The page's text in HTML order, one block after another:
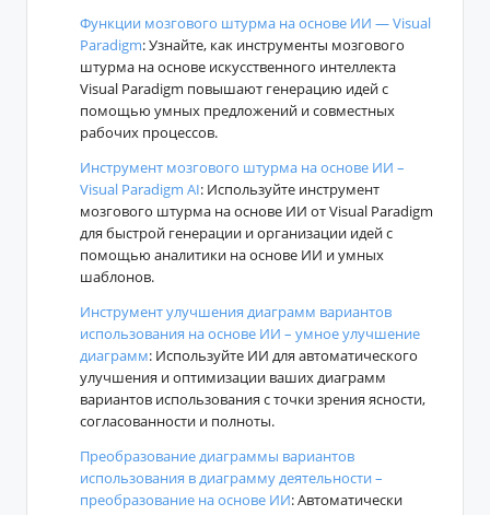
Функции мозгового штурма на основе ИИ — Visual
Paradigm: Узнайте, как инструменты мозгового
штурма на основе искусственного интеллекта
Visual Paradigm повышают генерацию идей с
помощью умных предложений и совместных
рабочих процессов.
Инструмент мозгового штурма на основе ИИ –
Visual Paradigm AI: Используйте инструмент
мозгового штурма на основе ИИ от Visual Paradigm
для быстрой генерации и организации идей с
помощью аналитики на основе ИИ и умных
шаблонов.
Инструмент улучшения диаграмм вариантов
использования на основе ИИ – умное улучшение
диаграмм: Используйте ИИ для автоматического
улучшения и оптимизации ваших диаграмм
вариантов использования с точки зрения ясности,
согласованности и полноты.
Преобразование диаграммы вариантов
использования в диаграмму деятельности –
преобразование на основе ИИ: Автоматически